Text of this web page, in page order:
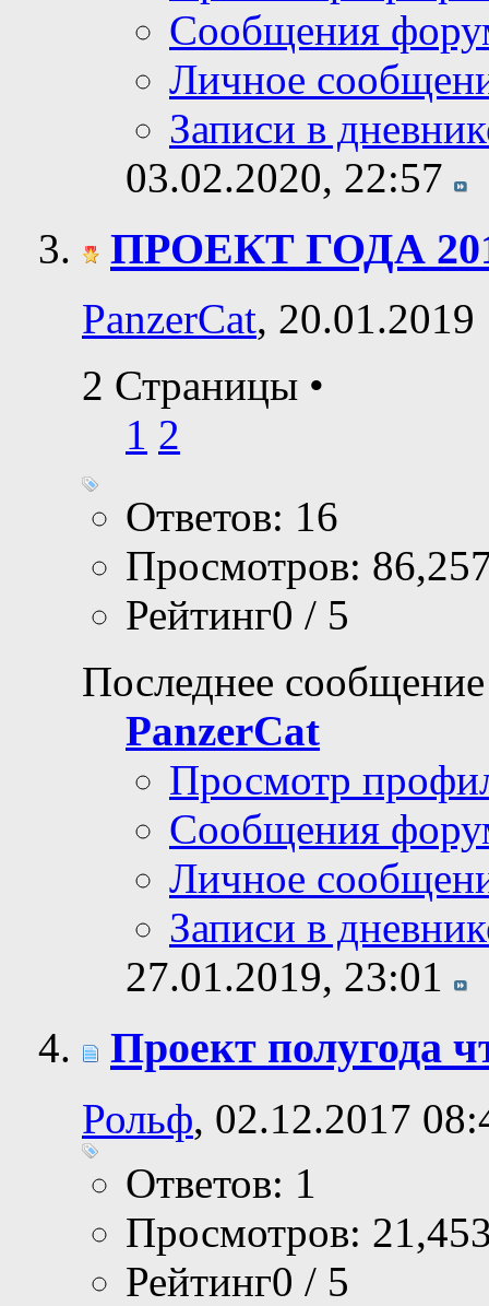
Сообщения
Личное
Записи в
03.02.2020, 22:57
ПРОЕКТ ГОДА
PanzerCat, 20.01.2019
2 Страницы •
1 2
Ответов: 16
Просмотров:
Рейтинг0 / 5
Последнее
PanzerCat
Просмотр
Сообщения
Личное
Записи в
27.01.2019, 23:01
Проект полугода
Рольф, 02.12.2017
Ответов: 1
Просмотров:
Рейтинг0 / 5